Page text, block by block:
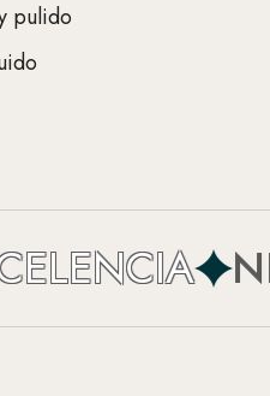
pulido